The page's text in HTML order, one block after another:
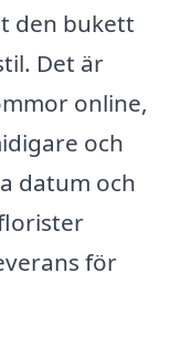
den bukett
Det är
online,
och
datum och
för